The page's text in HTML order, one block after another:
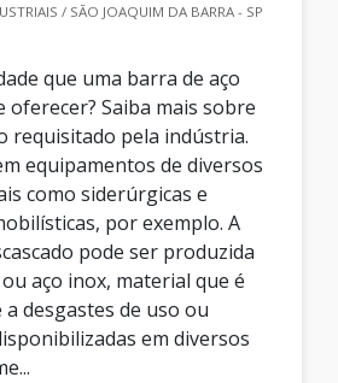
/ SÃO JOAQUIM DA BARRA - SP
que uma barra de aço
oferecer? Saiba mais sobre
requisitado pela indústria.
equipamentos de diversos
como siderúrgicas e
por exemplo. A
pode ser produzida
aço inox, material que é
desgastes de uso ou
em diversos